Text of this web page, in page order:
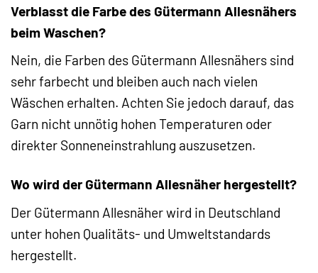
Verblasst die Farbe des Gütermann Allesnähers
beim Waschen?
Nein, die Farben des Gütermann Allesnähers sind
sehr farbecht und bleiben auch nach vielen
Wäschen erhalten. Achten Sie jedoch darauf, das
Garn nicht unnötig hohen Temperaturen oder
direkter Sonneneinstrahlung auszusetzen.
Wo wird der Gütermann Allesnäher hergestellt?
Der Gütermann Allesnäher wird in Deutschland
unter hohen Qualitäts- und Umweltstandards
hergestellt.